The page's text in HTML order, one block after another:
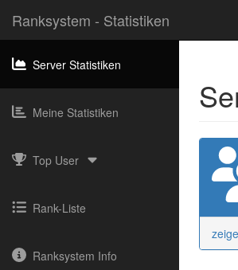
Ranksystem - Statistiken
Server Statistiken
Meine Statistiken
Top User
Rank-Liste
Ranksystem Info